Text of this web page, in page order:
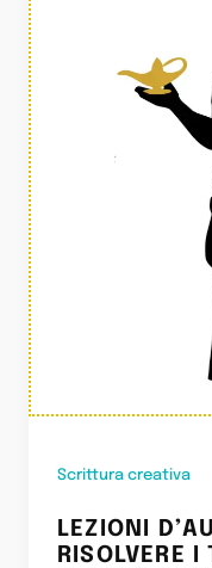
Scrittura creativa
LEZIONI
RISOLVERE I